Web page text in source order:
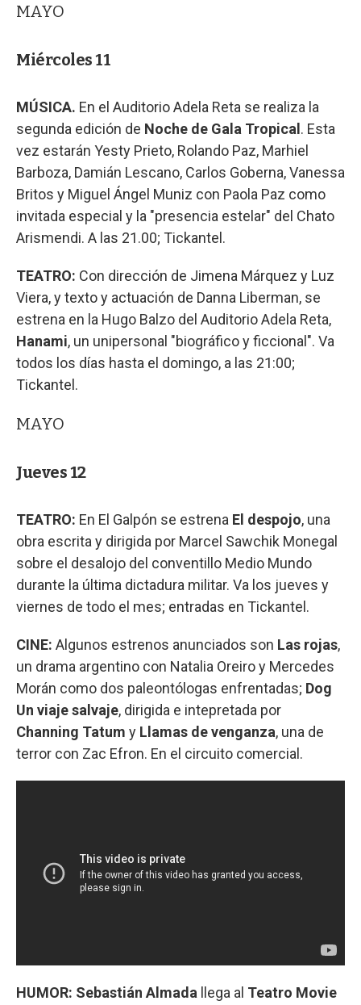
MAYO
Miércoles 11
MÚSICA. En el Auditorio Adela Reta se realiza la
segunda edición de Noche de Gala Tropical . Esta
vez estarán Yesty Prieto, Rolando Paz, Marhiel
Barboza, Damián Lescano, Carlos Goberna, Vanessa
Britos y Miguel Ángel Muniz con Paola Paz como
invitada especial y la "presencia estelar" del Chato
Arismendi. A las 21.00; Tickantel.
TEATRO: Con dirección de Jimena Márquez y Luz
Viera, y texto y actuación de Danna Liberman, se
estrena en la Hugo Balzo del Auditorio Adela Reta,
Hanami, un unipersonal "biográfico y ficcional". Va
todos los días hasta el domingo, a las 21:00;
Tickantel.
MAYO
Jueves 12
TEATRO: En El Galpón se estrena El despojo, una
obra escrita y dirigida por Marcel Sawchik Monegal
sobre el desalojo del conventillo Medio Mundo
durante la última dictadura militar. Va los jueves y
viernes de todo el mes; entradas en Tickantel.
CINE: Algunos estrenos anunciados son Las rojas,
un drama argentino con Natalia Oreiro y Mercedes
Morán como dos paleontólogas enfrentadas; Dog
Un viaje salvaje, dirigida e intepretada por
Channing Tatum y Llamas de venganza, una de
terror con Zac Efron. En el circuito comercial.
HUMOR: Sebastián Almada llega al Teatro Movie